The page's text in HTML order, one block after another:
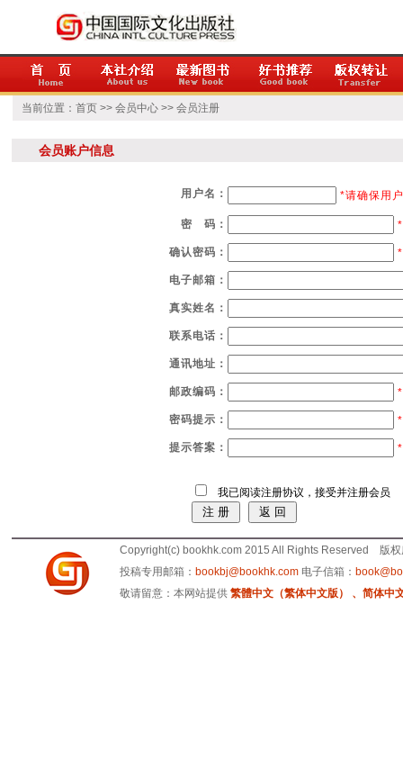
当前位置： 首页 >> 会员中心 >> 会员注册
会员账户信息
用户名： *请确保用
密 码： *
确认密码： *
电子邮箱：
真实姓名：
联系电话：
通讯地址：
邮政编码： *
密码提示： *
提示答案： *
我已阅读注册协议，接受并注册会员
Copyright(c) bookhk.com 2015 All Rights Reserved 版
投稿专用邮箱： bookbj@bookhk.com电子信箱：
敬请留意：本网站提供 繁體中文（繁体中文版） 、简体中